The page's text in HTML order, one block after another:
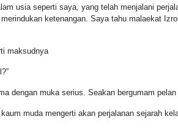
usia seperti saya, yang telah menjalani
ketenangan. Saya tahu malaekat
maksudnya
dengan muka serius. Seakan bergumam
muda mengerti akan perjalanan sejarah